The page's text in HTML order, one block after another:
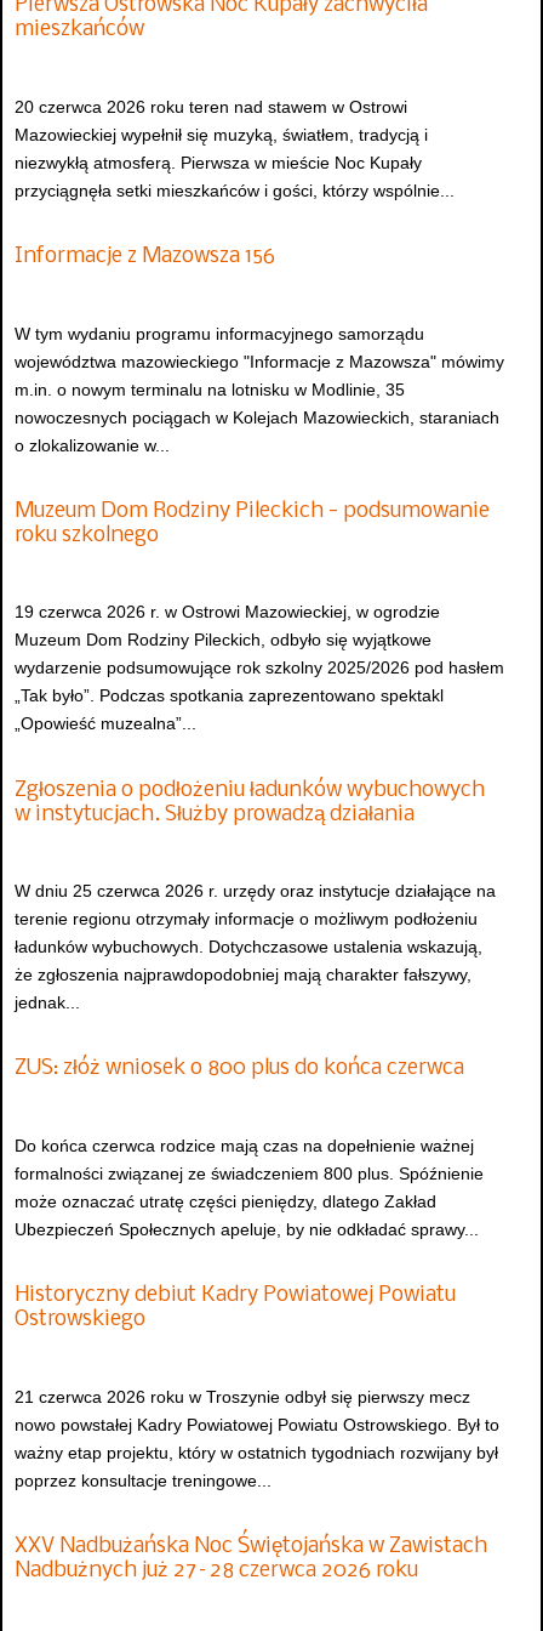
Pierwsza Ostrowska Noc Kupały zachwyciła
mieszkańców
20 czerwca 2026 roku teren nad stawem w Ostrowi
Mazowieckiej wypełnił się muzyką, światłem, tradycją i
niezwykłą atmosferą. Pierwsza w mieście Noc Kupały
przyciągnęła setki mieszkańców i gości, którzy wspólnie...
Informacje z Mazowsza 156
W tym wydaniu programu informacyjnego samorządu
województwa mazowieckiego "Informacje z Mazowsza" mówimy
m.in. o nowym terminalu na lotnisku w Modlinie, 35
nowoczesnych pociągach w Kolejach Mazowieckich, staraniach
o zlokalizowanie w...
Muzeum Dom Rodziny Pileckich - podsumowanie
roku szkolnego
19 czerwca 2026 r. w Ostrowi Mazowieckiej, w ogrodzie
Muzeum Dom Rodziny Pileckich, odbyło się wyjątkowe
wydarzenie podsumowujące rok szkolny 2025/2026 pod hasłem
„Tak było”. Podczas spotkania zaprezentowano spektakl
„Opowieść muzealna”...
Zgłoszenia o podłożeniu ładunków wybuchowych
w instytucjach. Służby prowadzą działania
W dniu 25 czerwca 2026 r. urzędy oraz instytucje działające na
terenie regionu otrzymały informacje o możliwym podłożeniu
ładunków wybuchowych. Dotychczasowe ustalenia wskazują,
że zgłoszenia najprawdopodobniej mają charakter fałszywy,
jednak...
ZUS: złóż wniosek o 800 plus do końca czerwca
Do końca czerwca rodzice mają czas na dopełnienie ważnej
formalności związanej ze świadczeniem 800 plus. Spóźnienie
może oznaczać utratę części pieniędzy, dlatego Zakład
Ubezpieczeń Społecznych apeluje, by nie odkładać sprawy...
Historyczny debiut Kadry Powiatowej Powiatu
Ostrowskiego
21 czerwca 2026 roku w Troszynie odbył się pierwszy mecz
nowo powstałej Kadry Powiatowej Powiatu Ostrowskiego. Był to
ważny etap projektu, który w ostatnich tygodniach rozwijany był
poprzez konsultacje treningowe...
XXV Nadbużańska Noc Świętojańska w Zawistach
Nadbużnych już 27–28 czerwca 2026 roku